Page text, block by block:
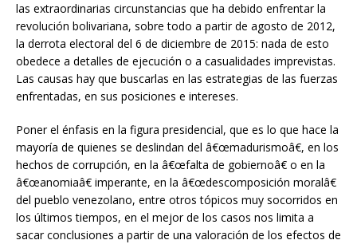
las extraordinarias circunstancias que ha debido enfrentar la
revolución bolivariana, sobre todo a partir de agosto de 2012,
la derrota electoral del 6 de diciembre de 2015: nada de esto
obedece a detalles de ejecución o a casualidades imprevistas.
Las causas hay que buscarlas en las estrategias de las fuerzas
enfrentadas, en sus posiciones e intereses.
Poner el énfasis en la figura presidencial, que es lo que hace la
mayoría de quienes se deslindan del â€œmadurismoâ€, en los
hechos de corrupción, en la â€œfalta de gobiernoâ€ o en la
â€œanomiaâ€ imperante, en la â€œdescomposición moralâ€
del pueblo venezolano, entre otros tópicos muy socorridos en
los últimos tiempos, en el mejor de los casos nos limita a
sacar conclusiones a partir de una valoración de los efectos de